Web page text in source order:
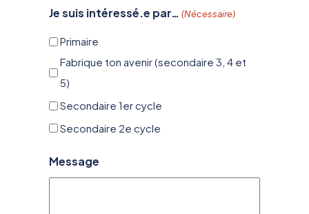
Je suis intéressé.e par… (Nécessaire)
Primaire
Fabrique ton avenir (secondaire 3, 4 et
5)
Secondaire 1er cycle
Secondaire 2e cycle
Message